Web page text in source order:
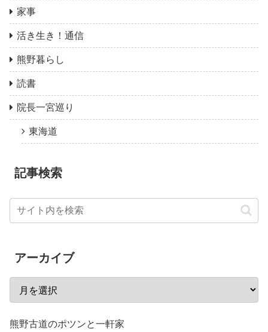
家事
活き生き！通信
熊野暮らし
読書
院長一宮巡り
東海道
記事検索
アーカイブ
熊野古道のポツンと一軒家